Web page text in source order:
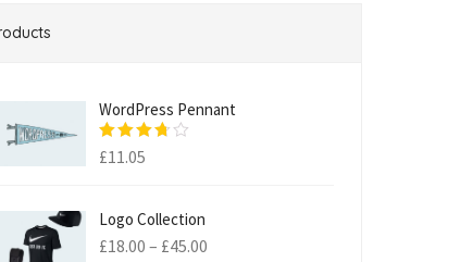
WordPress Pennant
Note
3.50
£11.05
Logo Collection
£18.00 – £45.00